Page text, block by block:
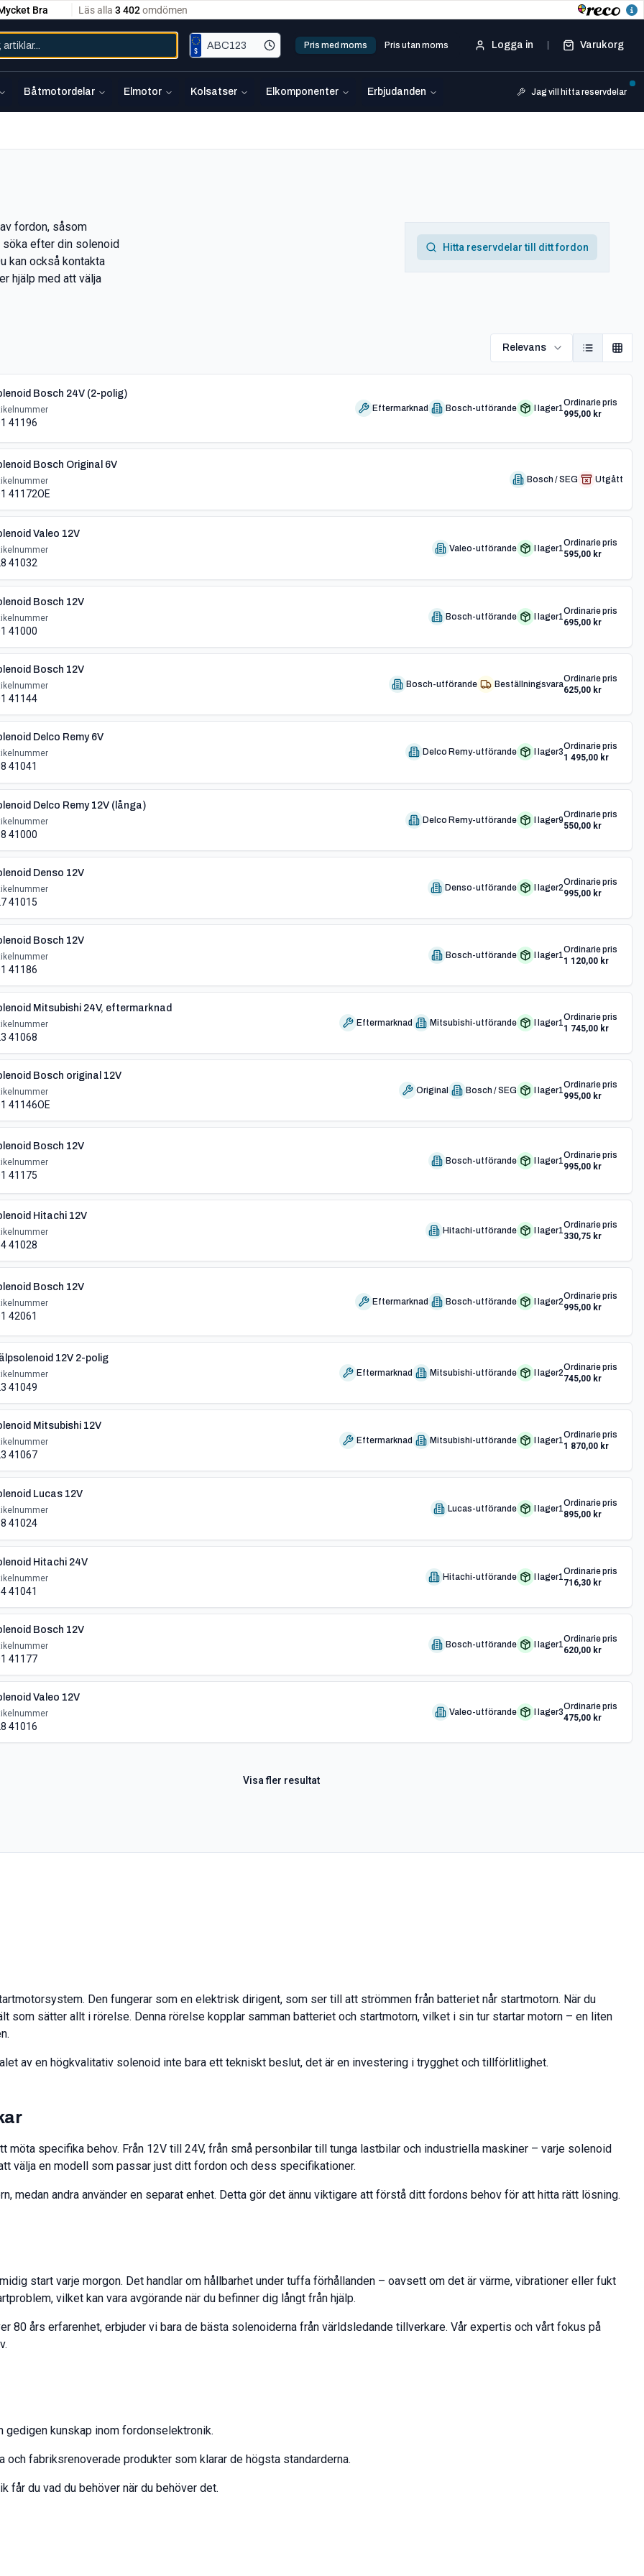
Pris med moms Pris utan moms Logga in Varukorg
Båtmotordelar Elmotor Kolsatser Elkomponenter Erbjudanden Jag vill hitta reservdelar
fordon, såsom
söka efter din solenoid
kan också kontakta
hjälp med att välja
Hitta reservdelar till ditt fordon
Relevans
Bosch 24V (2-polig)
41196
Eftermarknad Bosch-utförande I lager1
Ordinarie pris
995,00 kr
Bosch Original 6V
41172OE
Bosch / SEG Utgått
Valeo 12V
41032
Valeo-utförande I lager1
Ordinarie pris
595,00 kr
Bosch 12V
41000
Bosch-utförande I lager1
Ordinarie pris
695,00 kr
Bosch 12V
41144
Bosch-utförande Beställningsvara
Ordinarie pris
625,00 kr
Delco Remy 6V
41041
Delco Remy-utförande I lager3
Ordinarie pris
1 495,00 kr
Delco Remy 12V (långa)
41000
Delco Remy-utförande I lager9
Ordinarie pris
550,00 kr
Denso 12V
41015
Denso-utförande I lager2
Ordinarie pris
995,00 kr
Bosch 12V
41186
Bosch-utförande I lager1
Ordinarie pris
1 120,00 kr
Mitsubishi 24V, eftermarknad
41068
Eftermarknad Mitsubishi-utförande I lager1
Ordinarie pris
1 745,00 kr
Bosch original 12V
41146OE
Original Bosch / SEG I lager1
Ordinarie pris
995,00 kr
Bosch 12V
41175
Bosch-utförande I lager1
Ordinarie pris
995,00 kr
Hitachi 12V
41028
Hitachi-utförande I lager1
Ordinarie pris
330,75 kr
Bosch 12V
42061
Eftermarknad Bosch-utförande I lager2
Ordinarie pris
995,00 kr
12V 2-polig
41049
Eftermarknad Mitsubishi-utförande I lager2
Ordinarie pris
745,00 kr
Mitsubishi 12V
41067
Eftermarknad Mitsubishi-utförande I lager1
Ordinarie pris
1 870,00 kr
Lucas 12V
41024
Lucas-utförande I lager1
Ordinarie pris
895,00 kr
Hitachi 24V
41041
Hitachi-utförande I lager1
Ordinarie pris
716,30 kr
Bosch 12V
41177
Bosch-utförande I lager1
Ordinarie pris
620,00 kr
Valeo 12V
41016
Valeo-utförande I lager3
Ordinarie pris
475,00 kr
Visa fler resultat
Den fungerar som en elektrisk dirigent, som ser till att strömmen från batteriet når startmotorn. När du
som sätter allt i rörelse. Denna rörelse kopplar samman batteriet och startmotorn, vilket i sin tur startar motorn – en liten
av en högkvalitativ solenoid inte bara ett tekniskt beslut, det är en investering i trygghet och tillförlitlighet.
specifika behov. Från 12V till 24V, från små personbilar till tunga lastbilar och industriella maskiner – varje solenoid
välja en modell som passar just ditt fordon och dess specifikationer.
medan andra använder en separat enhet. Detta gör det ännu viktigare att förstå ditt fordons behov för att hitta rätt lösning.
start varje morgon. Det handlar om hållbarhet under tuffa förhållanden – oavsett om det är värme, vibrationer eller fukt
vilket kan vara avgörande när du befinner dig långt från hjälp.
80 års erfarenhet, erbjuder vi bara de bästa solenoiderna från världsledande tillverkare. Vår expertis och vårt fokus på
gedigen kunskap inom fordonselektronik.
och fabriksrenoverade produkter som klarar de högsta standarderna.
får du vad du behöver när du behöver det.